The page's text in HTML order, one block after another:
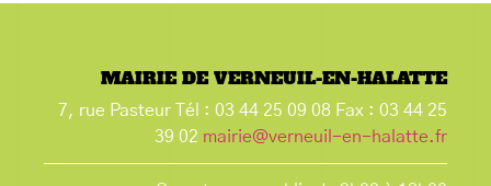
MAIRIE DE VERNEUIL-EN-HALATTE
7, rue Pasteur Tél : 03 44 25 09 08 Fax : 03 44 25
39 02 mairie@verneuil-en-halatte.fr